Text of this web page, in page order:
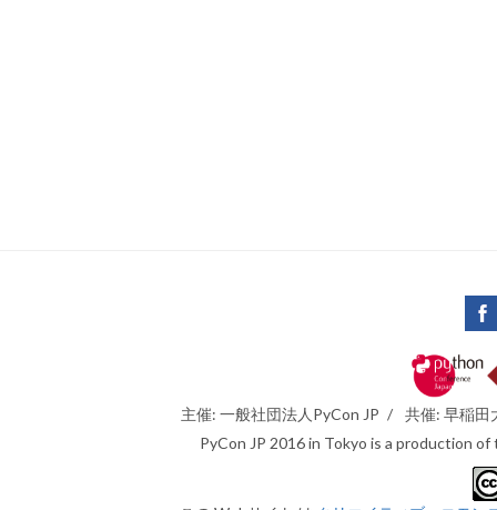
主催: 一般社団法人PyCon JP /
共催: 早稲田
PyCon JP 2016 in Tokyo is a production